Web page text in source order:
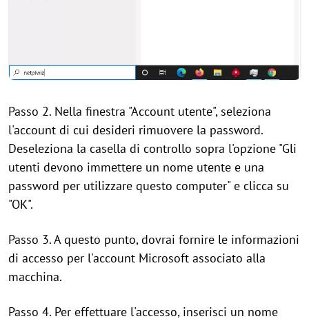
Passo 2. Nella finestra "Account utente", seleziona
l'account di cui desideri rimuovere la password.
Deseleziona la casella di controllo sopra l'opzione "Gli
utenti devono immettere un nome utente e una
password per utilizzare questo computer" e clicca su
"OK".
Passo 3. A questo punto, dovrai fornire le informazioni
di accesso per l'account Microsoft associato alla
macchina.
Passo 4. Per effettuare l'accesso, inserisci un nome